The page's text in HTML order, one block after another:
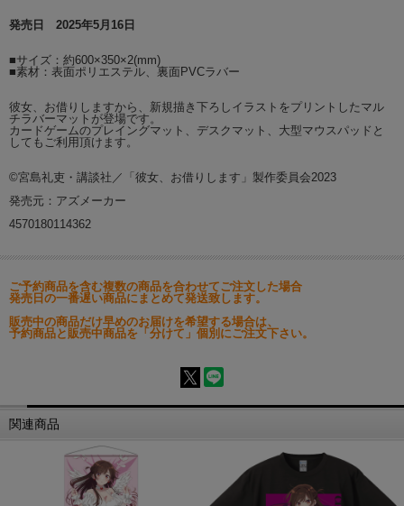
発売日 2025年5月16日
■サイズ：約600×350×2(mm)
■素材：表面ポリエステル、裏面PVCラバー
彼女、お借りしますから、新規描き下ろしイラストをプリントしたマル
チラバーマットが登場です。
カードゲームのプレイングマット、デスクマット、大型マウスパッドと
してもご利用頂けます。
©宮島礼吏・講談社／「彼女、お借りします」製作委員会2023
発売元：アズメーカー
4570180114362
ご予約商品を含む複数の商品を合わせてご注文した場合
発売日の一番遅い商品にまとめて発送致します。
販売中の商品だけ早めのお届けを希望する場合は、
予約商品と販売中商品を「分けて」個別にご注文下さい。
関連商品